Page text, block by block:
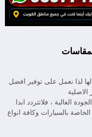
لذا نعمل على توفير افضل
الاصلية
العالية ، فلاتتردد ابدا
بالسيارات وكافة انواع